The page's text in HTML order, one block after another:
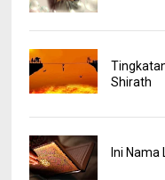
Shirath
Ini Nama